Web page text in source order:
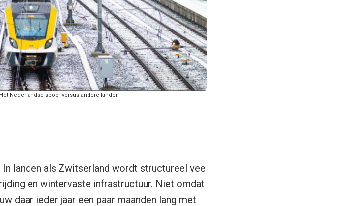
Nederlandse spoor versus andere landen
landen als Zwitserland wordt structureel veel
en wintervaste infrastructuur. Niet omdat
daar ieder jaar een paar maanden lang met